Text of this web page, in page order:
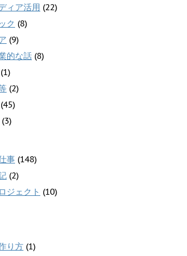
ィア活用 (22)
ク (8)
(9)
的な話 (8)
(1)
(2)
(45)
(3)
事 (148)
(2)
ジェクト (10)
り方 (1)